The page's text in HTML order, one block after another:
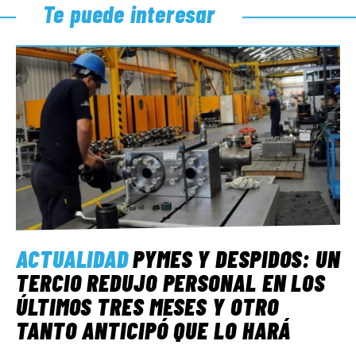
Te puede interesar
ACTUALIDADPYMES Y DESPIDOS: UN
TERCIO REDUJO PERSONAL EN LOS
ÚLTIMOS TRES MESES Y OTRO
TANTO ANTICIPÓ QUE LO HARÁ